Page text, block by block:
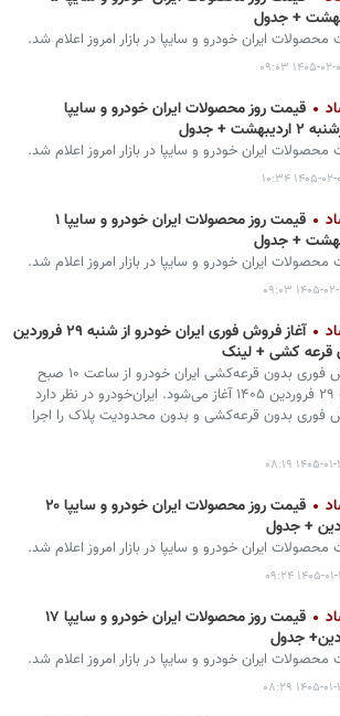
+ جدول
ایران‌ خودرو و سایپا در بازار امروز اعلام شد.
۰۲-۰۵ ۰۹:۰۳
قیمت روز محصولات ایران خودرو و سایپا
+ جدول
ایران‌ خودرو و سایپا در بازار امروز اعلام شد.
۰۲-۰۲ ۱۰:۳۴
قیمت روز محصولات ایران خودرو و سایپا ۱
+ جدول
ایران‌ خودرو و سایپا در بازار امروز اعلام شد.
۰۲-۰۱ ۰۹:۰۳
آغاز فروش فوری ایران خودرو از شنبه ۲۹ فروردین
قرعه کشی + لینک
فروش فوری بدون قرعه‌کشی ایران خودرو از ساعت ۱۰ صبح
شنبه ۲۹ فروردین ۱۴۰۵ آغاز می‌شود. ایران‌خودرو در نظر دارد
فوری بدون قرعه‌کشی و بدون محدودیت پلاک را اجرا
۰۱-۲۶ ۰۸:۱۹
قیمت روز محصولات ایران خودرو و سایپا ۲۰
+ جدول
ایران‌ خودرو و سایپا در بازار امروز اعلام شد.
۰۱-۲۰ ۰۹:۲۴
قیمت روز محصولات ایران خودرو و سایپا ۱۷
جدول
ایران‌ خودرو و سایپا در بازار امروز اعلام شد.
۰۱-۱۸ ۰۸:۲۹